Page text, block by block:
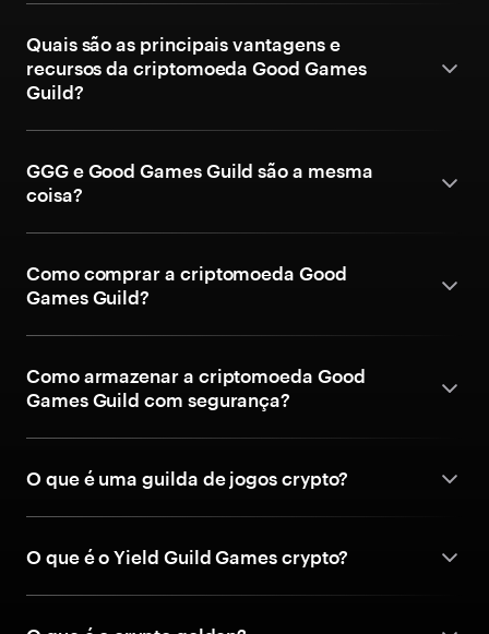
Quais são as principais vantagens e
recursos da criptomoeda Good Games
Guild?
GGG e Good Games Guild são a mesma
coisa?
Como comprar a criptomoeda Good
Games Guild?
Como armazenar a criptomoeda Good
Games Guild com segurança?
O que é uma guilda de jogos crypto?
O que é o Yield Guild Games crypto?